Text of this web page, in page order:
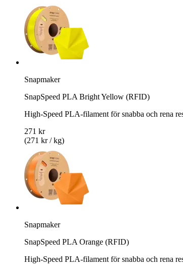
Snapmaker
SnapSpeed PLA Bright Yellow (RFID)
High-Speed PLA-filament för snabba och rena
271 kr
(271 kr / kg)
Snapmaker
SnapSpeed PLA Orange (RFID)
High-Speed PLA-filament för snabba och rena